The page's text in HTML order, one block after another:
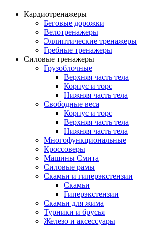
Кардиотренажеры
Беговые дорожки
Велотренажеры
Эллиптические тренажеры
Гребные тренажеры
Силовые тренажеры
Грузоблочные
Верхняя часть тела
Корпус и торс
Нижняя часть тела
Свободные веса
Корпус и торс
Верхняя часть тела
Нижняя часть тела
Многофункциональные
Кроссоверы
Машины Смита
Силовые рамы
Скамьи и гиперэкстензии
Скамьи
Гиперэкстензии
Скамьи для жима
Турники и брусья
Железо и аксессуары